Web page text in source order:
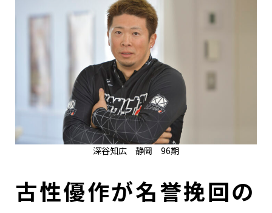
深谷知広 静岡 96期
古性優作が名誉挽回の